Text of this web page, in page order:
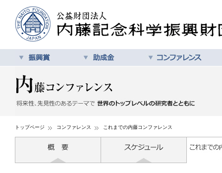
トップページ コンファレンス これまでの内藤コンファレンス